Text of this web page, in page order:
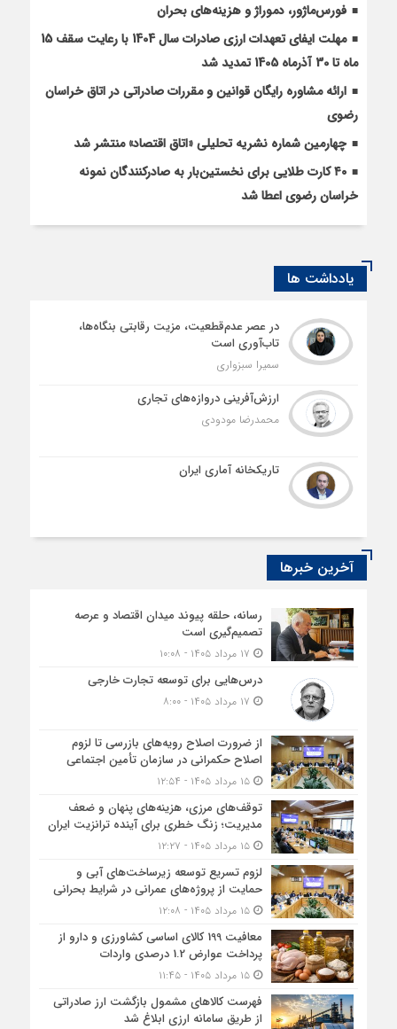
فورس‌ماژور، دموراژ و هزینه‌های بحران
مهلت ایفای تعهدات ارزی صادرات سال 1404 با رعایت سقف 15
ماه تا 30 آذرماه 1405 تمدید شد
ارائه مشاوره رایگان قوانین و مقررات صادراتی در اتاق خراسان
رضوی
چهارمین شماره نشریه تحلیلی «اتاق اقتصاد» منتشر شد
۴۰ کارت طلایی برای نخستین‌بار به صادرکنندگان نمونه
خراسان رضوی اعطا شد
یادداشت ها
در عصر عدم‌قطعیت، مزیت رقابتی بنگاه‌ها،
تاب‌آوری است
سمیرا سبزواری
ارزش‌آفرینی دروازه‌های تجاری
محمدرضا مودودی
تاریکخانه آماری ایران
آخرین خبرها
رسانه، حلقه پیوند میدان اقتصاد و عرصه
تصمیم‌گیری است
درس‌هایی برای توسعه تجارت خارجی
از ضرورت اصلاح رویه‌های بازرسی تا لزوم
اصلاح حکمرانی در سازمان تأمین اجتماعی
۱۵ مرداد ۱۴۰۵ - ۱۲:۵۴
توقف‌های مرزی، هزینه‌های پنهان و ضعف
مدیریت؛ زنگ خطری برای آینده ترانزیت ایران
۱۵ مرداد ۱۴۰۵ - ۱۲:۲۷
لزوم تسریع توسعه زیرساخت‌های آبی و
حمایت از پروژه‌های عمرانی در شرایط بحرانی
۱۵ مرداد ۱۴۰۵ - ۱۲:۰۸
معافیت 199 کالای اساسی کشاورزی و دارو از
پرداخت عوارض 1.2 درصدی واردات
۱۵ مرداد ۱۴۰۵ - ۱۱:۴۵
فهرست کالاهای مشمول بازگشت ارز صادراتی
از طریق سامانه ارزی ابلاغ شد